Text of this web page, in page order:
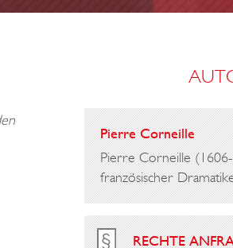
Pierre Corneille
Pierre Corneille
französischer
RECHTE